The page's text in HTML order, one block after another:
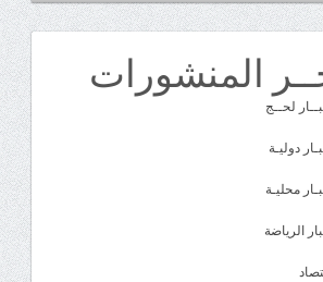
المنشورات
لحــج
دوليـة
محليـة
الرياضة